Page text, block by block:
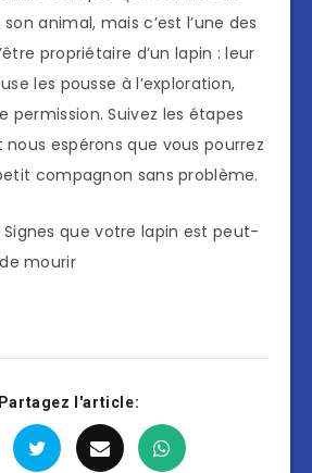
animal, mais c’est l’une des
propriétaire d’un lapin : leur
les pousse à l’exploration,
permission. Suivez les étapes
espérons que vous pourrez
compagnon sans problème.
Signes que votre lapin est peut-
mourir
Partagez l'article: